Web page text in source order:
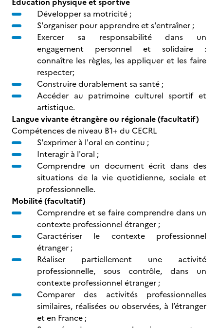
Développer sa motricité ;
S'organiser pour apprendre et s'entraîner ;
Exercer sa responsabilité dans un
engagement personnel et solidaire :
connaître les règles, les appliquer et les faire
respecter;
Construire durablement sa santé ;
Accéder au patrimoine culturel sportif et
artistique.
Langue vivante étrangère ou régionale (facultatif)
Compétences de niveau B1+ du CECRL
S'exprimer à l'oral en continu ;
Interagir à l'oral ;
Comprendre un document écrit dans des
situations de la vie quotidienne, sociale et
professionnelle.
Mobilité (facultatif)
Comprendre et se faire comprendre dans un
contexte professionnel étranger ;
Caractériser le contexte professionnel
étranger ;
Réaliser partiellement une activité
professionnelle, sous contrôle, dans un
contexte professionnel étranger ;
Comparer des activités professionnelles
similaires, réalisées ou observées, à l’étranger
et en France ;